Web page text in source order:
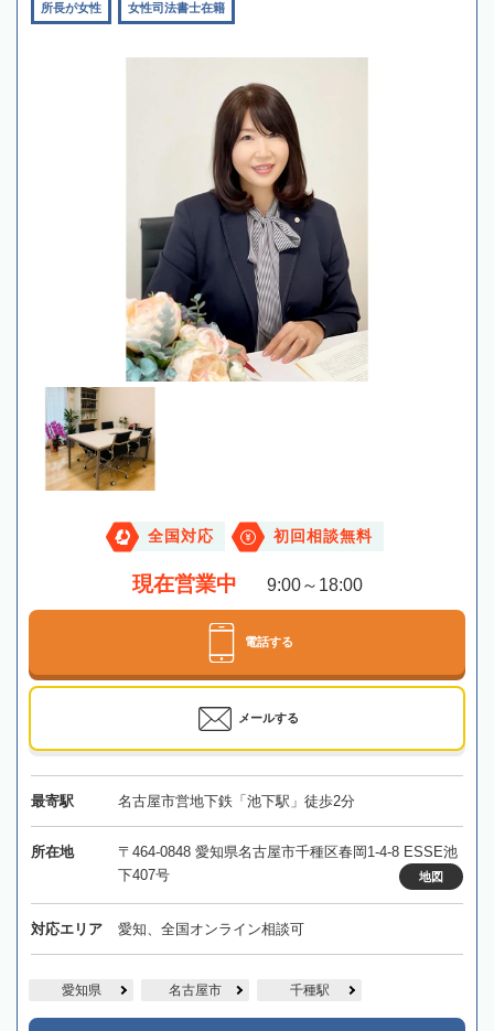
所長が女性 女性司法書士在籍
全国対応 初回相談無料
現在営業中 9:00～18:00
電話する
メールする
最寄駅 名古屋市営地下鉄「池下駅」徒歩2分
所在地
〒464-0848 愛知県名古屋市千種区春岡1-4-8 ESSE池
下407号
地図
対応エリア 愛知、全国オンライン相談可
愛知県 名古屋市 千種駅